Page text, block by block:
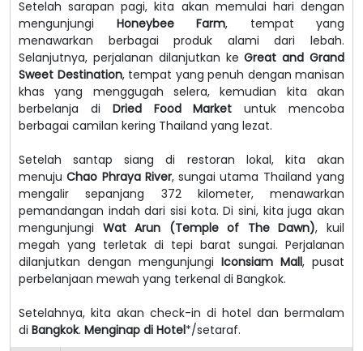
Setelah sarapan pagi, kita akan memulai hari dengan
mengunjungi Honeybee Farm, tempat yang
menawarkan berbagai produk alami dari lebah.
Selanjutnya, perjalanan dilanjutkan keGreat and Grand
Sweet Destination, tempat yang penuh dengan manisan
khas yang menggugah selera, kemudian kita akan
berbelanja di Dried Food Market untuk mencoba
berbagai camilan kering Thailand yang lezat.
Setelah santap siang di restoran lokal, kita akan
menujuChao Phraya River, sungai utama Thailand yang
mengalir sepanjang 372 kilometer, menawarkan
pemandangan indah dari sisi kota. Di sini, kita juga akan
mengunjungi Wat Arun (Temple of The Dawn), kuil
megah yang terletak di tepi barat sungai. Perjalanan
dilanjutkan dengan mengunjungi Iconsiam Mall, pusat
perbelanjaan mewah yang terkenal di Bangkok.
Setelahnya, kita akan check-in di hotel dan bermalam
di Bangkok. Menginap di Hotel*/setaraf.